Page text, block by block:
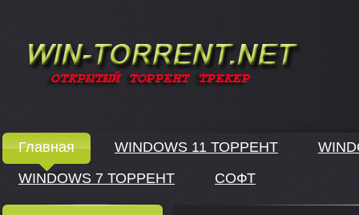
Главная WINDOWS 11 ТОРРЕНТ
WINDOWS 7 ТОРРЕНТ
СОФТ